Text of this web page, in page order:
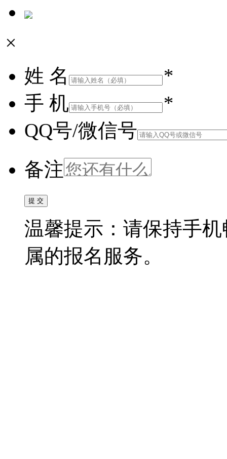
×
姓 名
*
手 机
*
QQ号/微信号
备注
温馨提示：请保持手
属的报名服务。